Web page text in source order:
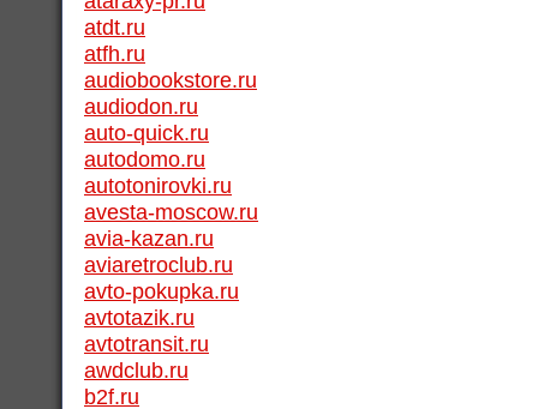
atdt.ru
atfh.ru
audiobookstore.ru
audiodon.ru
auto-quick.ru
autodomo.ru
autotonirovki.ru
avesta-moscow.ru
avia-kazan.ru
aviaretroclub.ru
avto-pokupka.ru
avtotazik.ru
avtotransit.ru
awdclub.ru
b2f.ru